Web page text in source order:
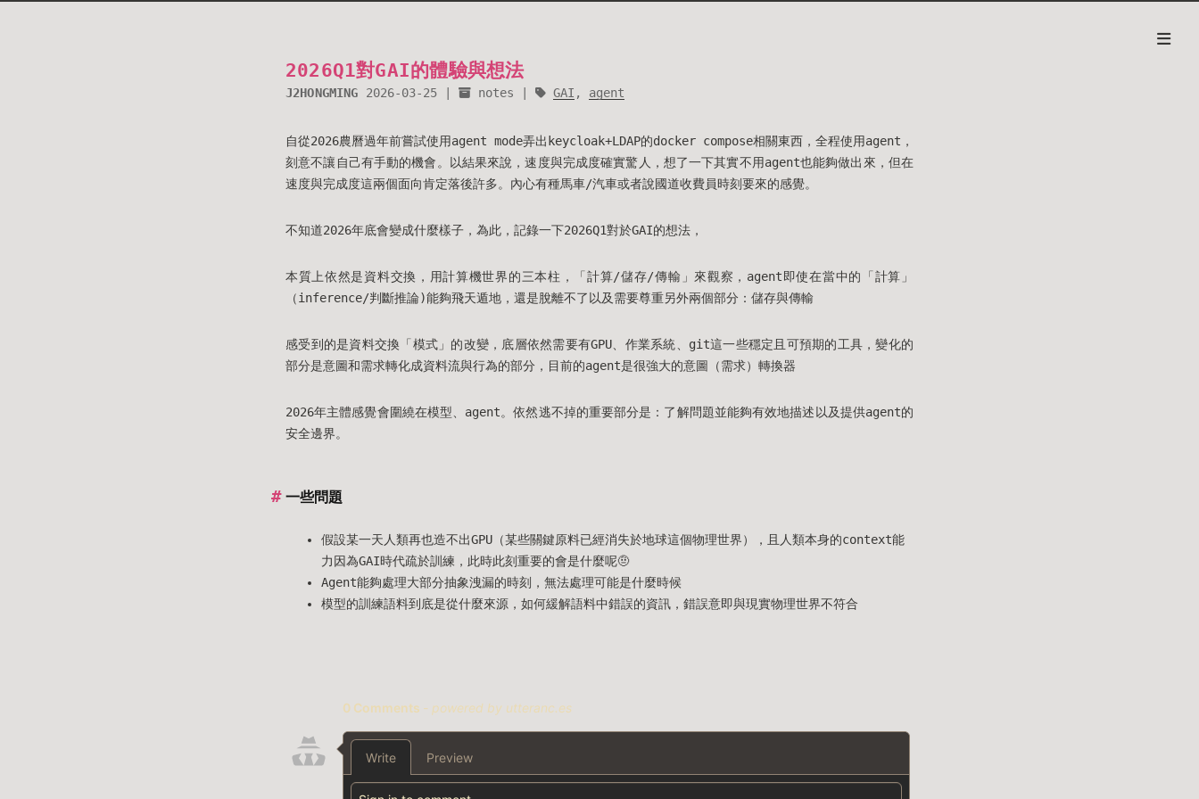
2026Q1對GAI的體驗與想法
J2HONGMING 2026-03-25 notes GAI , agent
自從2026農曆過年前嘗試使用agent mode弄出keycloak+LDAP的docker compose相關東西，全程使用agent，
刻意不讓自己有手動的機會。以結果來說，速度與完成度確實驚人，想了一下其實不用agent也能夠做出來，但在
速度與完成度這兩個面向肯定落後許多。內心有種馬車/汽車或者說國道收費員時刻要來的感覺。
不知道2026年底會變成什麼樣子，為此，記錄一下2026Q1對於GAI的想法，
本質上依然是資料交換，用計算機世界的三本柱，「計算/儲存/傳輸」來觀察，agent即使在當中的「計算」
（inference/判斷推論)能夠飛天遁地，還是脫離不了以及需要尊重另外兩個部分：儲存與傳輸
感受到的是資料交換「模式」的改變，底層依然需要有GPU、作業系統、git這一些穩定且可預期的工具，變化的
部分是意圖和需求轉化成資料流與行為的部分，目前的agent是很強大的意圖（需求）轉換器
2026年主體感覺會圍繞在模型、agent。依然逃不掉的重要部分是：了解問題並能夠有效地描述以及提供agent的
安全邊界。
一些問題
假設某一天人類再也造不出GPU（某些關鍵原料已經消失於地球這個物理世界），且人類本身的context能
力因為GAI時代疏於訓練，此時此刻重要的會是什麼呢🤨
Agent能夠處理大部分抽象洩漏的時刻，無法處理可能是什麼時候
模型的訓練語料到底是從什麼來源，如何緩解語料中錯誤的資訊，錯誤意即與現實物理世界不符合